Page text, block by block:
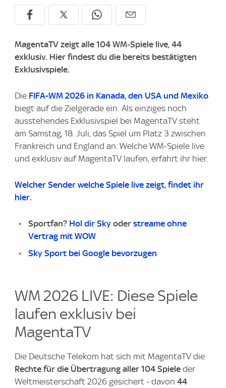
MagentaTV zeigt alle 104 WM‑Spiele live, 44
exklusiv. Hier findest du die bereits bestätigten
Exklusivspiele.
Die FIFA-WM 2026 in Kanada, den USA und Mexiko
biegt auf die Zielgerade ein: Als einziges noch
ausstehendes Exklusivspiel bei MagentaTV steht
am Samstag, 18. Juli, das Spiel um Platz 3 zwischen
Frankreich und England an. Welche WM-Spiele live
und exklusiv auf MagentaTV laufen, erfahrt ihr hier.
Welcher Sender welche Spiele live zeigt, findet ihr
hier.
Sportfan? Hol dir Sky oder streame ohne
Vertrag mit WOW
Sky Sport bei Google bevorzugen
WM 2026 LIVE: Diese Spiele
laufen exklusiv bei
MagentaTV
Die Deutsche Telekom hat sich mit MagentaTV die
Rechte für die Übertragung aller 104 Spiele der
Weltmeisterschaft 2026 gesichert - davon 44